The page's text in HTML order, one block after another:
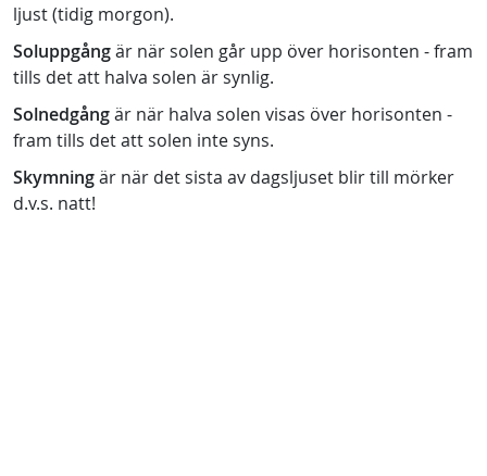
ljust (tidig morgon).
Soluppgångär när solen går upp över horisonten - fram
tills det att halva solen är synlig.
Solnedgångär när halva solen visas över horisonten -
fram tills det att solen inte syns.
Skymningär när det sista av dagsljuset blir till mörker
d.v.s. natt!